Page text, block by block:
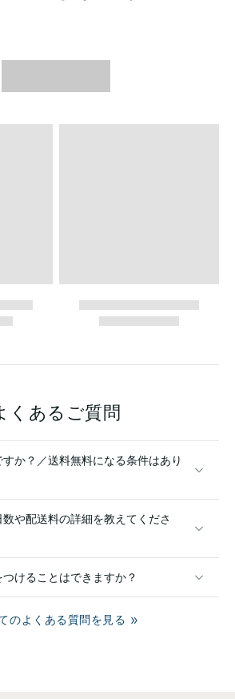
くあるご質問
か？／送料無料になる条件はあり
や配送料の詳細を教えてくださ
けることはできますか？
のよくある質問を見る